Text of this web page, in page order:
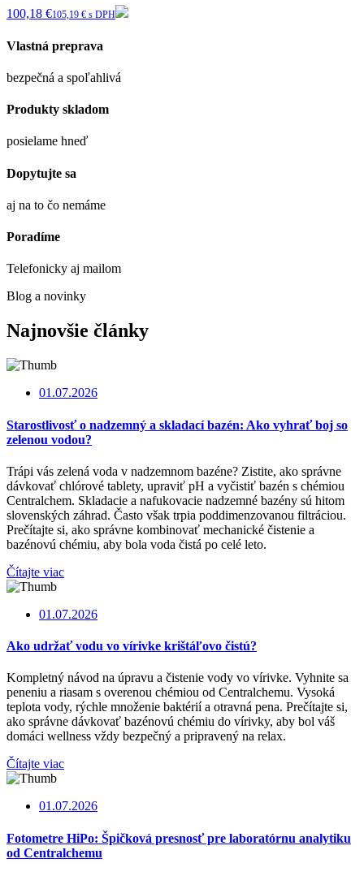
100,18 €105,19 € s DPH
Vlastná preprava
bezpečná a spoľahlivá
Produkty skladom
posielame hneď
Dopytujte sa
aj na to čo nemáme
Poradíme
Telefonicky aj mailom
Blog a novinky
Najnovšie články
01.07.2026
Starostlivosť o nadzemný a skladací bazén: Ako vyhrať boj so
zelenou vodou?
Trápi vás zelená voda v nadzemnom bazéne? Zistite, ako správne
dávkovať chlórové tablety, upraviť pH a vyčistiť bazén s chémiou
Centralchem. Skladacie a nafukovacie nadzemné bazény sú hitom
slovenských záhrad. Často však trpia poddimenzovanou filtráciou.
Prečítajte si, ako správne kombinovať mechanické čistenie a
bazénovú chémiu, aby bola voda čistá po celé leto.
Čítajte viac
01.07.2026
Ako udržať vodu vo vírivke krištáľovo čistú?
Kompletný návod na úpravu a čistenie vody vo vírivke. Vyhnite sa
peneniu a riasam s overenou chémiou od Centralchemu. Vysoká
teplota vody, rýchle množenie baktérií a otravná pena. Prečítajte si,
ako správne dávkovať bazénovú chémiu do vírivky, aby bol váš
domáci wellness vždy bezpečný a pripravený na relax.
Čítajte viac
01.07.2026
Fotometre HiPo: Špičková presnosť pre laboratórnu analytiku
od Centralchemu